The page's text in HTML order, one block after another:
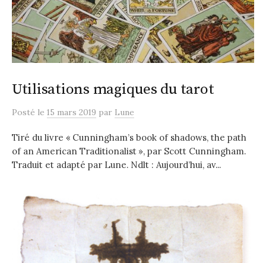
Utilisations magiques du tarot
Posté le 15 mars 2019 par Lune
Tiré du livre « Cunningham’s book of shadows, the path
of an American Traditionalist », par Scott Cunningham.
Traduit et adapté par Lune. Ndlt : Aujourd’hui, av...